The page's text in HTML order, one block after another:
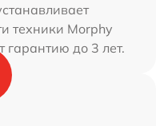
техники Morphy
гарантию до 3 лет.